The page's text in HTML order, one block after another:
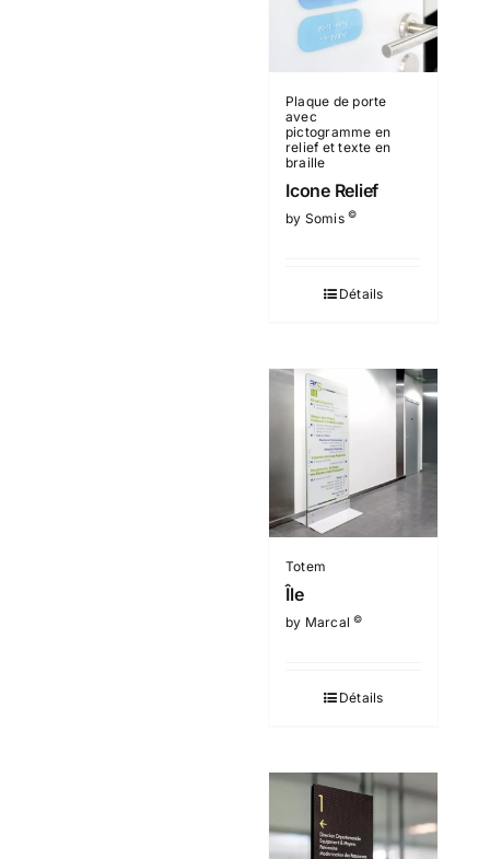
Plaque de porte
avec
pictogramme en
relief et texte en
braille
Icone Relief
by Somis©
Détails
Totem
Île
by Marcal©
Détails